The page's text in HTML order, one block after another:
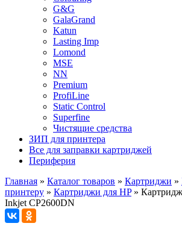
G&G
GalaGrand
Katun
Lasting Imp
Lomond
MSE
NN
Premium
ProfiLine
Static Control
Superfine
Чистящие средства
ЗИП для принтера
Все для заправки картриджей
Периферия
Главная » Каталог товаров » Картриджи »
принтеру » Картриджи для HP»
Inkjet CP2600DN